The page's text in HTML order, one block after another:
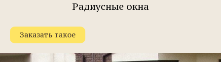
Радиусные окна
Заказать такое